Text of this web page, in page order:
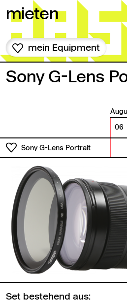
mieten
mein Equipment
Sony G-Lens
06
Sony G-Lens Portrait
Set bestehend aus: